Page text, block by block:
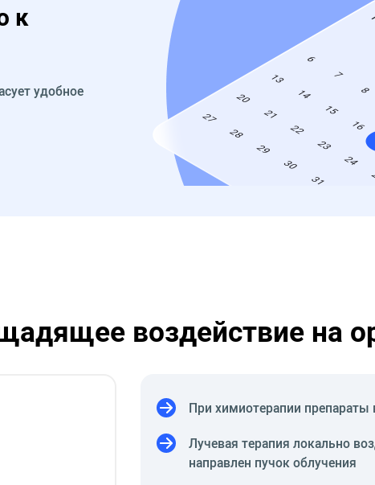
к
удобное
воздействие на
При химиотерапии препараты
Лучевая терапия локально
направлен пучок облучения